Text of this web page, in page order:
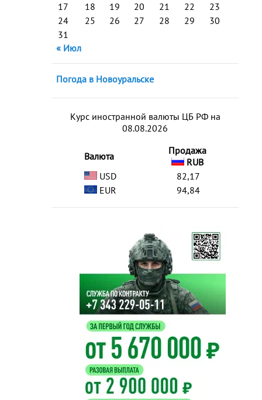
17
18 19 20 21 22
23
24
25 26 27 28 29
30
31
« Июл
Погода в Новоуральске
Курс иностранной валюты ЦБ РФ на
08.08.2026
Валюта
Продажа
RUB
USD
82,17
EUR
94,84